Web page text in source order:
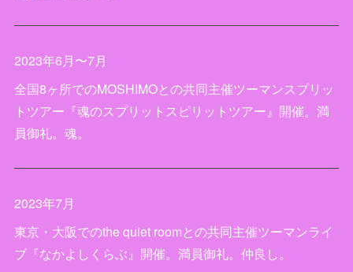
2023年6月〜7月
全国8ヶ所でのMOSHIMOとの共同主催ツーマンスプリッ
トツアー『魂のスプリットスピリットツアー』開催。満
員御礼。魂。
2023年7月
東京・大阪でのthe quiet roomとの共同主催ツーマンライ
ブ『なかよしくらぶ』開催。満員御礼。仲良し。